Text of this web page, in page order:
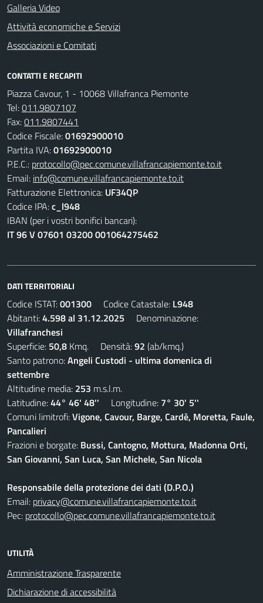
Galleria Video
Attività economiche e Servizi
Associazioni e Comitati
CONTATTI E RECAPITI
Piazza Cavour, 1 - 10068 Villafranca Piemonte
Tel:011.9807107
Fax:011.9807441
Codice Fiscale:01692900010
Partita IVA:01692900010
P.E.C.: protocollo@pec.comune.villafrancapiemonte.to.it
Email: info@comune.villafrancapiemonte.to.it
Fatturazione Elettronica: UF34QP
Codice IPA:c_l948
IBAN (per i vostri bonifici bancari):
IT 96 V 07601 03200 001064275462
DATI TERRITORIALI
Codice ISTAT:001300 Codice Catastale: L948
Abitanti:4.598 al 31.12.2025 Denominazione:
Villafranchesi
Superficie: 50,8 Kmq. Densità:92 (ab/kmq.)
Santo patrono:Angeli Custodi - ultima domenica di
settembre
Altitudine media: 253 m.s.l.m.
Latitudine:44° 46' 48'' Longitudine: 7° 30' 5''
Comuni limitrofi:Vigone, Cavour, Barge, Cardè, Moretta, Faule,
Pancalieri
Frazioni e borgate: Bussi, Cantogno, Mottura, Madonna Orti,
San Giovanni, San Luca, San Michele, San Nicola
Responsabile della protezione dei dati (D.P.O.)
Email: privacy@comune.villafrancapiemonte.to.it
Pec: protocollo@pec.comune.villafrancapiemonte.to.it
UTILITÀ
Amministrazione Trasparente
Dichiarazione di accessibilità